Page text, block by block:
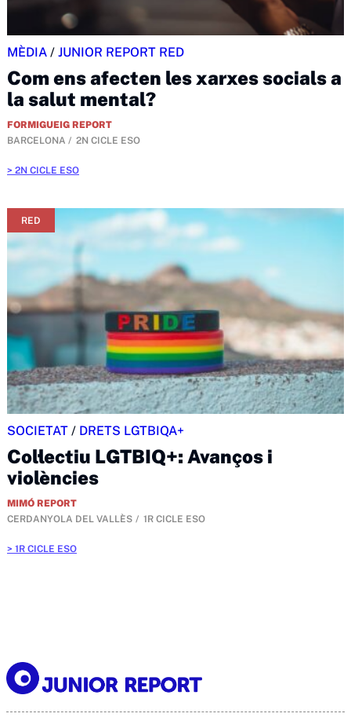
MÈDIA / JUNIOR REPORT RED
Com ens afecten les xarxes socials a
la salut mental?
FORMIGUEIG REPORT
BARCELONA
2N CICLE ESO
2N CICLE ESO
RED
SOCIETAT / DRETS LGTBIQA+
Col·lectiu LGTBIQ+: Avanços i
violències
MIMÓ REPORT
CERDANYOLA DEL VALLÈS
1R CICLE ESO
1R CICLE ESO